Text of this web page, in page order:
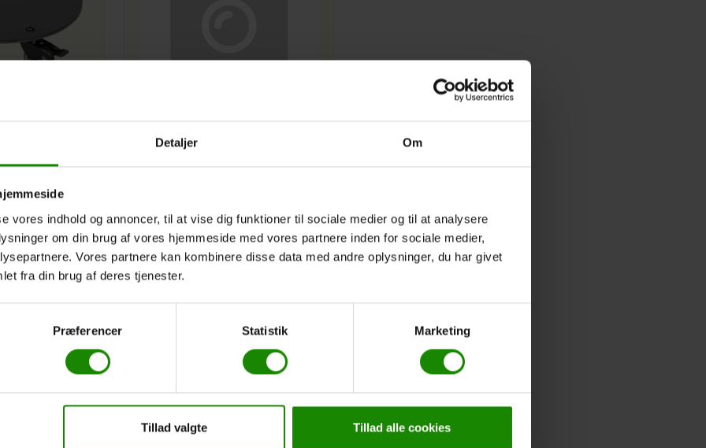
Detaljer Om
vores indhold og annoncer, til at vise dig funktioner til sociale medier og til at analysere
om din brug af vores hjemmeside med vores partnere inden for sociale medier,
Vores partnere kan kombinere disse data med andre oplysninger, du har givet
fra din brug af deres tjenester.
Præferencer Statistik Marketing
Tillad valgte Tillad alle cookies
SMALL ISA Caramel L80 B40 H80
Caramel
Varenr.:127284